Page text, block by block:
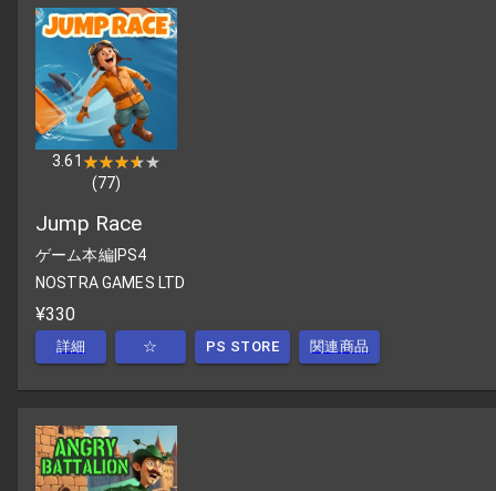
3.61 ★★★★★
★★★★★
(77)
Jump Race
ゲーム本編| PS4
NOSTRA GAMES LTD
¥330
詳細 ☆ PS STORE 関連商品